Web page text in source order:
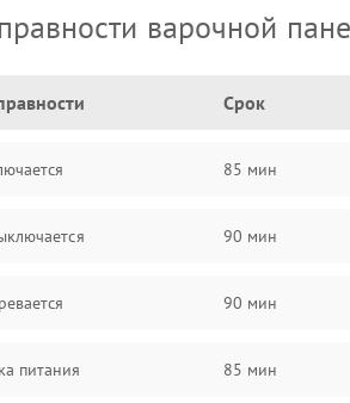
варочной
Срок
85 мин
90 мин
90 мин
питания 85 мин